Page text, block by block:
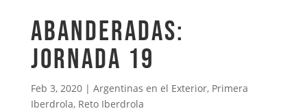
Abanderadas:
Jornada 19
Feb 3, 2020| Argentinas en el Exterior, Primera
Iberdrola, Reto Iberdrola